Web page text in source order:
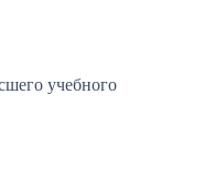
учебного